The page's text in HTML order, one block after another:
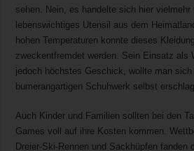
sehen. Nein, es handelte sich hier
lebenswichtiges Utensil aus dem
hohen Temperaturen konnte dieses
zweckentfremdet werden. Sein Einsatz als
jedoch höchstes Geschick, wollte man
bumerangartigen Schuhwerk selbst
Auch Kinder und Familien sollten bei den
Games voll auf ihre Kosten kommen.
Dreier-Ski-Rennen und Sackhüpfen fanden